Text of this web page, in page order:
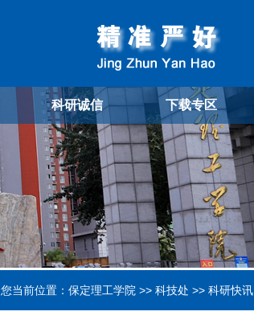
科研诚信 下载专区
您当前位置： 保定理工学院 >> 科技处 >> 科研快讯